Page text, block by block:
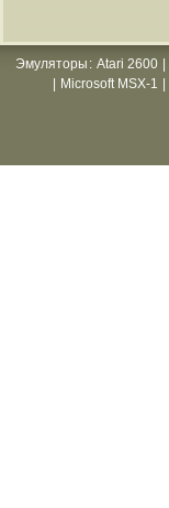
Эмуляторы : Atari 2600
Microsoft MSX-1